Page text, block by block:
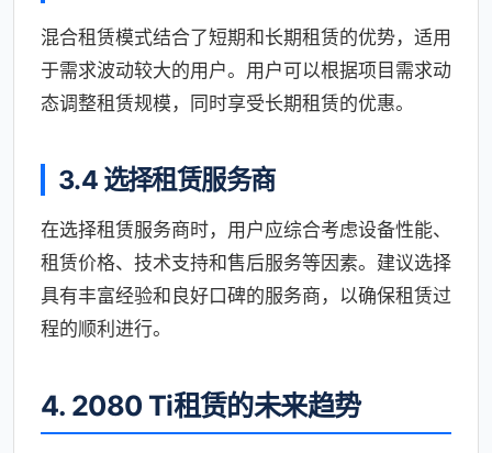
混合租赁模式结合了短期和长期租赁的优势，适用
于需求波动较大的用户。用户可以根据项目需求动
态调整租赁规模，同时享受长期租赁的优惠。
3.4 选择租赁服务商
在选择租赁服务商时，用户应综合考虑设备性能、
租赁价格、技术支持和售后服务等因素。建议选择
具有丰富经验和良好口碑的服务商，以确保租赁过
程的顺利进行。
4. 2080 Ti租赁的未来趋势